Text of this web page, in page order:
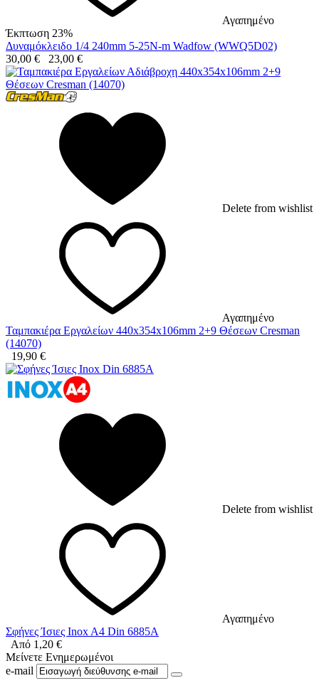
Αγαπημένο
Έκπτωση 23%
Δυναμόκλειδο 1/4 240mm 5-25N-m Wadfow (WWQ5D02)
30,00 € 23,00 €
Delete from wishlist
Αγαπημένο
Ταμπακιέρα Εργαλείων 440x354x106mm 2+9 Θέσεων Cresman
(14070)
19,90 €
Delete from wishlist
Αγαπημένο
Σφήνες Ίσιες Inox A4 Din 6885A
Από 1,20 €
Μείνετε Ενημερωμένοι
e-mail